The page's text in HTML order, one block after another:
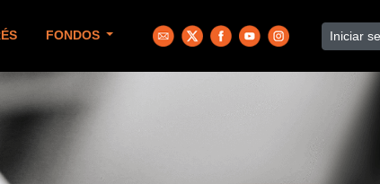
FONDOS Iniciar